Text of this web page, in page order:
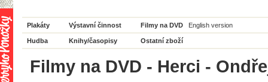
Plakáty Výstavní činnost Filmy na DVD English version
Hudba Knihy/časopisy Ostatní zboží
Filmy na DVD - Herci -